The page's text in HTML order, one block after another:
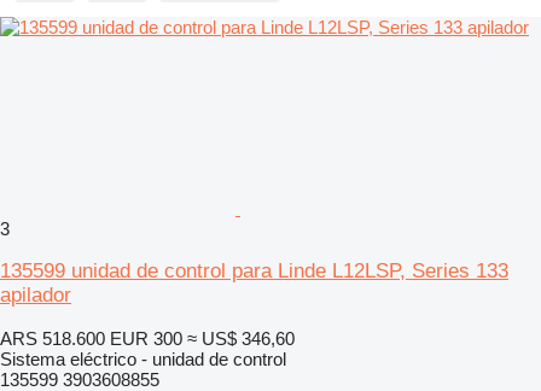
3
135599 unidad de control para Linde L12LSP, Series 133
apilador
ARS 518.600 EUR 300 ≈ US$ 346,60
Sistema eléctrico - unidad de control
135599 3903608855